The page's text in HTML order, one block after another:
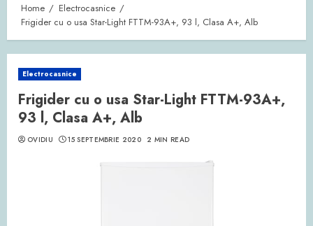
Home
Electrocasnice
Frigider cu o usa Star-Light FTTM-93A+, 93 l, Clasa A+, Alb
Electrocasnice
Frigider cu o usa Star-Light FTTM-93A+,
93 l, Clasa A+, Alb
OVIDIU 15 SEPTEMBRIE 2020 2 MIN READ